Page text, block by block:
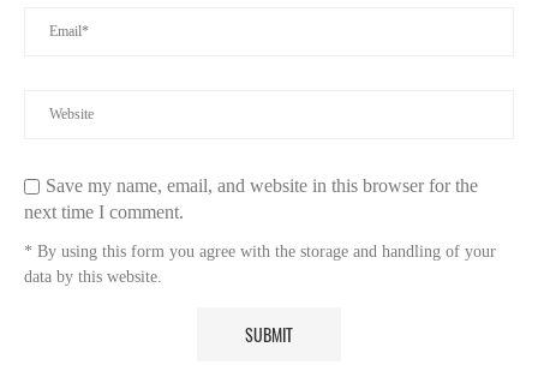
Save my name, email, and website in this browser for the
next time I comment.
* By using this form you agree with the storage and handling of your
data by this website.